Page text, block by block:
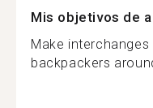
Mis objetivos de
Make
backpackers